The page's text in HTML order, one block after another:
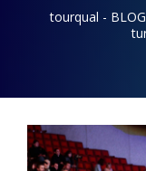
tourqual -